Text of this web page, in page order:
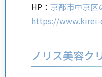
HP： 京都市中京区
https://
ノリス美容ク